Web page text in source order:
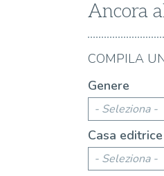
Ancora
COMPILA
Genere
- Seleziona -
Casa editrice
- Seleziona -
di Francesco Guccini